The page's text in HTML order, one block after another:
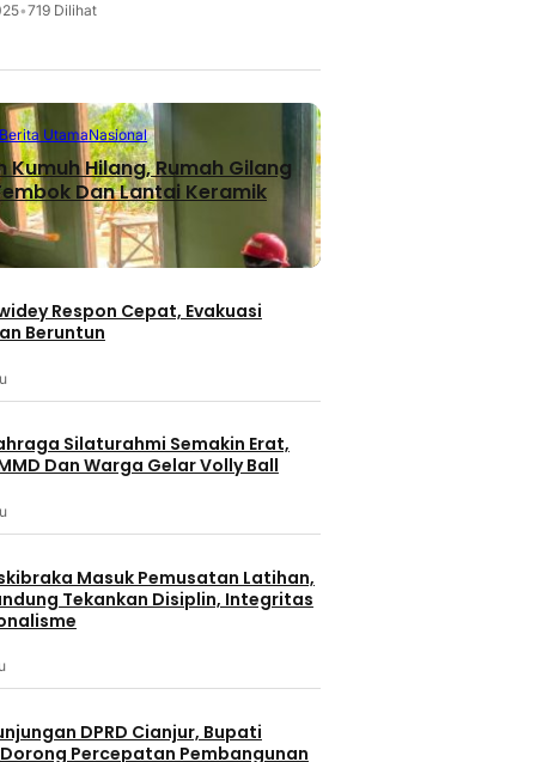
•719 Dilihat
UtamaNasional
Kumuh Hilang, Rumah Gilang
Dan Lantai Keramik
Respon Cepat, Evakuasi
Beruntun
Silaturahmi Semakin Erat,
Dan Warga Gelar Volly Ball
Masuk Pemusatan Latihan,
Tekankan Disiplin, Integritas
DPRD Cianjur, Bupati
Percepatan Pembangunan